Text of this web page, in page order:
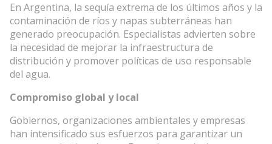
En Argentina, la sequía extrema de los últimos años y la
contaminación de ríos y napas subterráneas han
generado preocupación. Especialistas advierten sobre
la necesidad de mejorar la infraestructura de
distribución y promover políticas de uso responsable
del agua.
Compromiso global y local
Gobiernos, organizaciones ambientales y empresas
han intensificado sus esfuerzos para garantizar un